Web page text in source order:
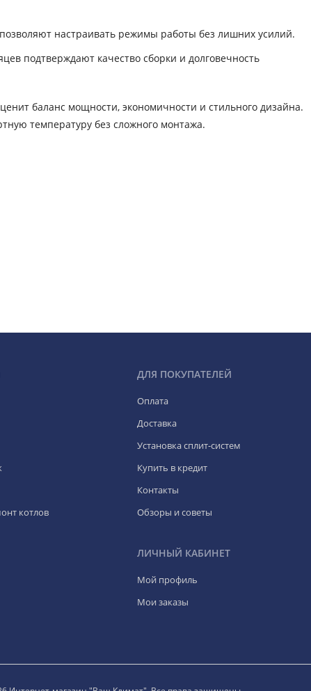
настраивать режимы работы без лишних усилий.
подтверждают качество сборки и долговечность
баланс мощности, экономичности и стильного дизайна.
температуру без сложного монтажа.
котлов
ДЛЯ ПОКУПАТЕЛЕЙ
Оплата
Доставка
Установка сплит-систем
Купить в кредит
Контакты
Обзоры и советы
ЛИЧНЫЙ КАБИНЕТ
Мой профиль
Мои заказы